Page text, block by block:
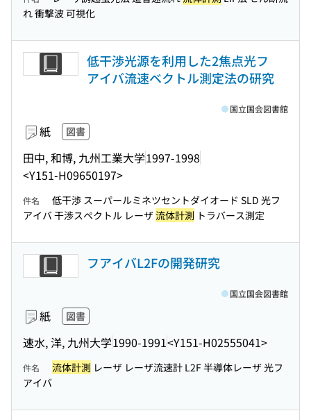
れ 衝撃波 可視化
低干渉光源を利用した2焦点光フ
アイバ流速ベクトル測定法の研究
紙 図書
田中, 和博, 九州工業大学1997-1998
<Y151-H09650197>
国立国会図書館
件名
低干渉 スーパールミネツセントダイオード SLD 光フ
アイバ 干渉スペクトル レーザ流体計測 トラバース測定
フアイバL2Fの開発研究
紙 図書
速水, 洋, 九州大学1990-1991<Y151-H02555041>
国立国会図書館
件名 流体計測 レーザ レーザ流速計 L2F 半導体レーザ 光フ
アイバ